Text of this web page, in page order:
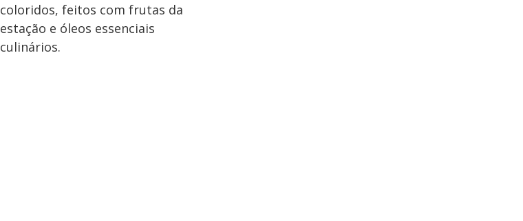
coloridos, feitos com frutas da
estação e óleos essenciais
culinários.